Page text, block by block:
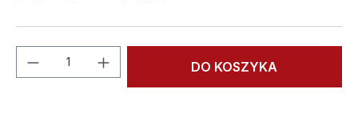
Ilość produktu: Wprowadź żądaną
DO KOSZYKA